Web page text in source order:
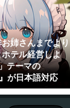
姉さんまでより
テル経営しよ
テーマの
が日本語対応